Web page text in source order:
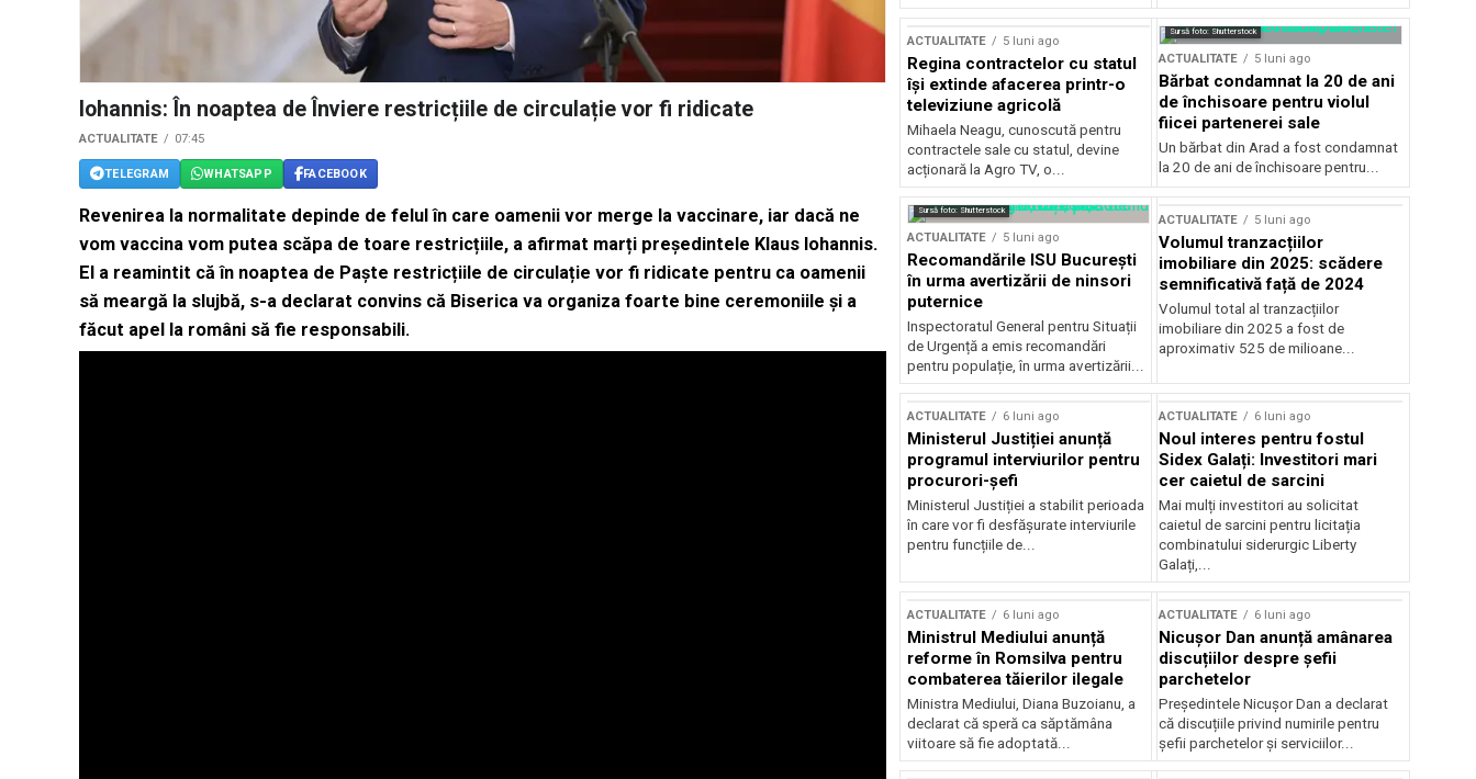
Iohannis: În noaptea de Înviere restricțiile de circulație vor fi ridicate
ACTUALITATE 07:45
TELEGRAM WHATSAPP FACEBOOK
Revenirea la normalitate depinde de felul în care oamenii vor merge la vaccinare, iar dacă ne
vom vaccina vom putea scăpa de toare restricțiile, a afirmat marți președintele Klaus Iohannis.
El a reamintit că în noaptea de Paște restricțiile de circulație vor fi ridicate pentru ca oamenii
să meargă la slujbă, s-a declarat convins că Biserica va organiza foarte bine ceremoniile și a
făcut apel la români să fie responsabili.
ACTUALITATE 5 luni ago
Regina contractelor cu statul
își extinde afacerea printr-o
televiziune agricolă
Mihaela Neagu, cunoscută pentru
contractele sale cu statul, devine
acționară la Agro TV, o...
Sursă foto: Shutterstock
ACTUALITATE 5 luni ago
Bărbat condamnat la 20 de ani
de închisoare pentru violul
fiicei partenerei sale
Un bărbat din Arad a fost condamnat
la 20 de ani de închisoare pentru...
Sursă foto: Shutterstock
ACTUALITATE 5 luni ago
Recomandările ISU București
în urma avertizării de ninsori
puternice
Inspectoratul General pentru Situații
de Urgență a emis recomandări
pentru populație, în urma avertizării...
ACTUALITATE 5 luni ago
Volumul tranzacțiilor
imobiliare din 2025: scădere
semnificativă față de 2024
Volumul total al tranzacțiilor
imobiliare din 2025 a fost de
aproximativ 525 de milioane...
ACTUALITATE 6 luni ago
Ministerul Justiției anunță
programul interviurilor pentru
procurori-șefi
Ministerul Justiției a stabilit perioada
în care vor fi desfășurate interviurile
pentru funcțiile de...
ACTUALITATE 6 luni ago
Noul interes pentru fostul
Sidex Galați: Investitori mari
cer caietul de sarcini
Mai mulți investitori au solicitat
caietul de sarcini pentru licitația
combinatului siderurgic Liberty
Galați,...
ACTUALITATE 6 luni ago
Ministrul Mediului anunță
reforme în Romsilva pentru
combaterea tăierilor ilegale
Ministra Mediului, Diana Buzoianu, a
declarat că speră ca săptămâna
viitoare să fie adoptată...
ACTUALITATE 6 luni ago
Nicușor Dan anunță amânarea
discuțiilor despre șefii
parchetelor
Președintele Nicușor Dan a declarat
că discuțiile privind numirile pentru
șefii parchetelor și serviciilor...